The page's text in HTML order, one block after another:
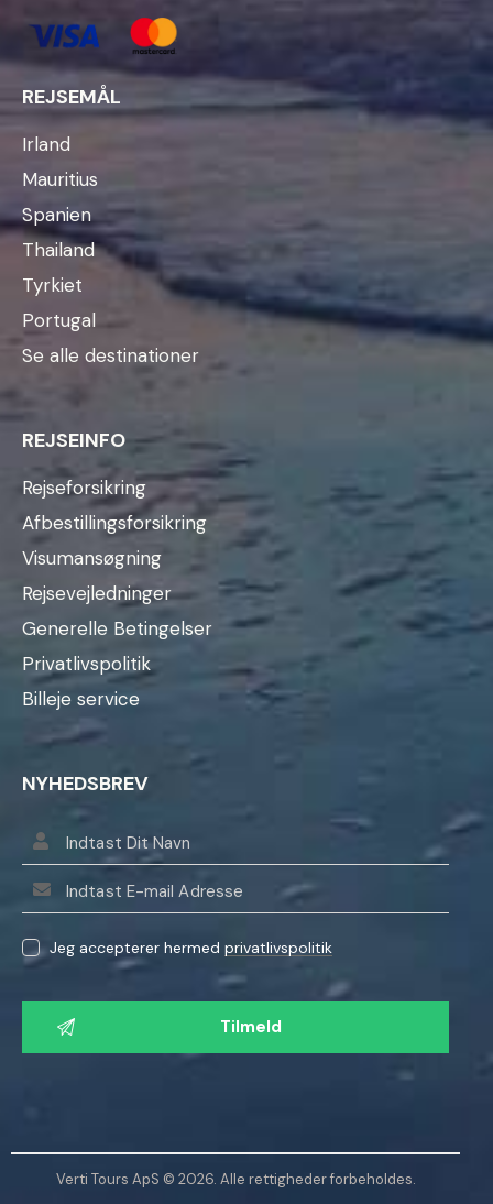
REJSEMÅL
Irland
Mauritius
Spanien
Thailand
Tyrkiet
Portugal
Se alle destinationer
REJSEINFO
Rejseforsikring
Afbestillingsforsikring
Visumansøgning
Rejsevejledninger
Generelle Betingelser
Privatlivspolitik
Billeje service
NYHEDSBREV
Jeg accepterer hermedprivatlivspolitik
L
d
Verti Tours ApS © 2026. Alle rettigheder forbeholdes.